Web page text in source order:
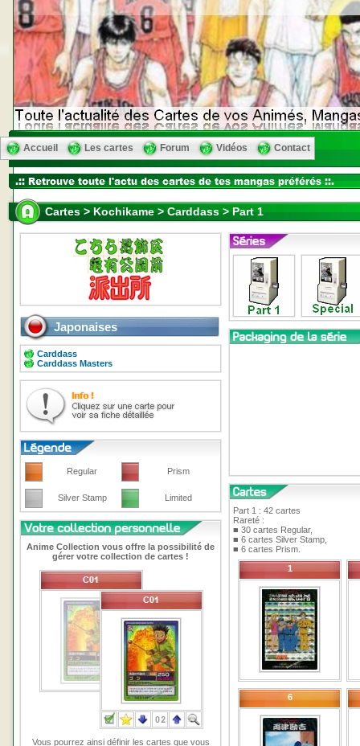
Accueil Les cartes Forum Vidéos Contact
Cartes > Kochikame > Carddass > Part 1
Japonaises
Carddass
Carddass Masters
Regular Prism
Silver Stamp Limited
Anime Collection vous offre la possibilité de
gérer votre collection de cartes !
Vous pourrez ainsi définir les cartes que vous
Part 1 : 42 cartes
Rareté :
■ 30 cartes Regular,
■ 6 cartes Silver Stamp,
■ 6 cartes Prism.
1
6